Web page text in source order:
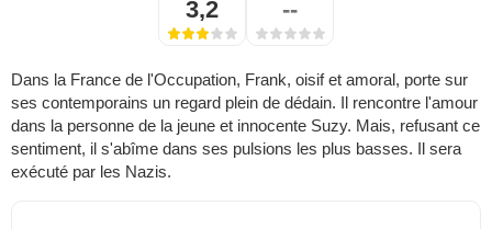
3,2 --
Dans la France de l'Occupation, Frank, oisif et amoral, porte sur
ses contemporains un regard plein de dédain. Il rencontre l'amour
dans la personne de la jeune et innocente Suzy. Mais, refusant ce
sentiment, il s'abîme dans ses pulsions les plus basses. Il sera
exécuté par les Nazis.